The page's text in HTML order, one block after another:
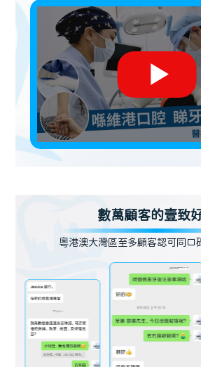
數萬顧客的壹致
粵港澳大灣區至多顧客認可同口